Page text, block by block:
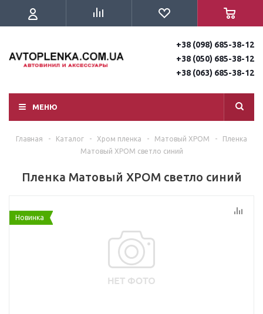
+38 (098) 685-38-12
+38 (050) 685-38-12
+38 (063) 685-38-12
МЕНЮ
Главная - Каталог - Хром пленка - Матовый ХРОМ -
Пленка
Матовый ХРОМ светло синий
Пленка Матовый ХРОМ светло синий
Новинка